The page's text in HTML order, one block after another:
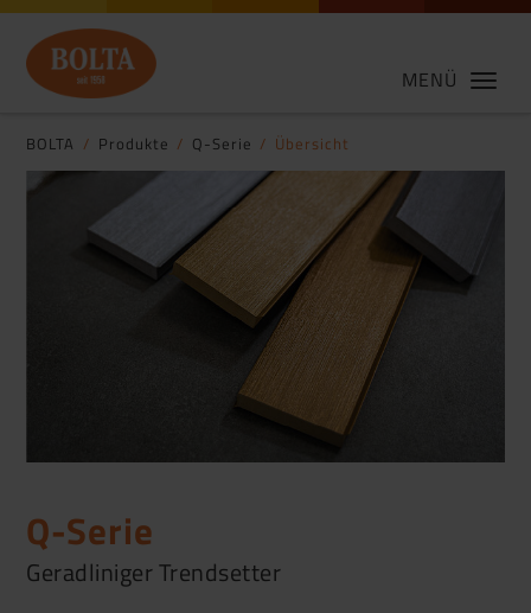
MENÜ
BOLTA Produkte Q-Serie Übersicht
Q-Serie
Geradliniger Trendsetter